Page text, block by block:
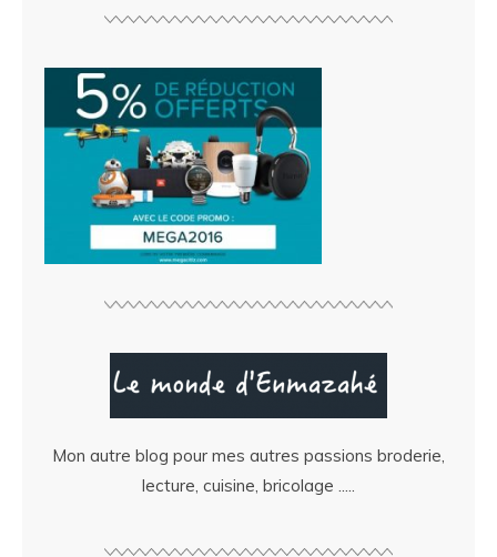
Mon autre blog pour mes autres passions broderie,
lecture, cuisine, bricolage .....